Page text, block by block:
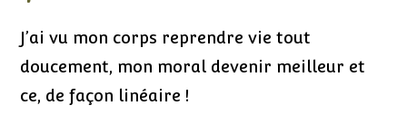
J’ai vu mon corps reprendre vie tout
doucement, mon moral devenir meilleur et
ce, de façon linéaire !